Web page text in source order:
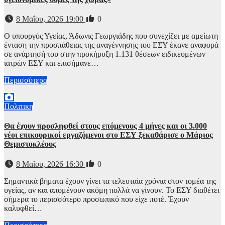
8 Μαΐου, 2026 19:00
0
Ο υπουργός Υγείας, Άδωνις Γεωργιάδης που συνεχίζει με αμείωτη
ένταση την προσπάθειας της αναγέννησης του ΕΣΥ έκανε αναφορά
σε ανάρτησή του στην προκήρυξη 1.131 θέσεων ειδικευμένων
ιατρών ΕΣΥ και επισήμανε…
Περισσότερα
Πολιτικη
Θα έχουν προσληφθεί στους επόμενους 4 μήνες και οι 3.000
νέοι επικουρικοί εργαζόμενοι στο ΕΣΥ ξεκαθάρισε ο Μάριος
Θεμιστοκλέους
8 Μαΐου, 2026 16:30
0
Σημαντικά βήματα έχουν γίνει τα τελευταία χρόνια στον τομέα της
υγείας, αν και απομένουν ακόμη πολλά να γίνουν. Το ΕΣΥ διαθέτει
σήμερα το περισσότερο προσωπικό που είχε ποτέ. Έχουν
καλυφθεί…